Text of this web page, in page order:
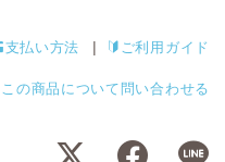
支払い方法 ご利用ガイド
この商品について問い合わせる